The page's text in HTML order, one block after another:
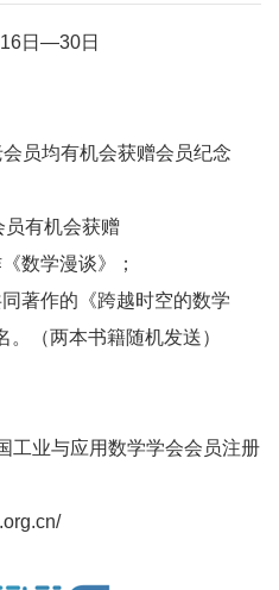
16日 —30日
员均有机会获赠会员纪念
员有机会获赠
数学漫谈》；
著作的《跨越时空的数学
（两本书籍随机发送）
工业与应用数学学会会员注册